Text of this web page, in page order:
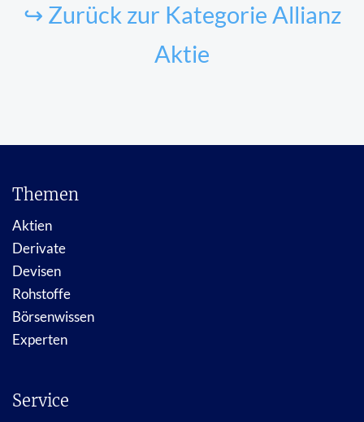
↪ Zurück zur Kategorie Allianz
Aktie
Themen
Aktien
Derivate
Devisen
Rohstoffe
Börsenwissen
Experten
Service